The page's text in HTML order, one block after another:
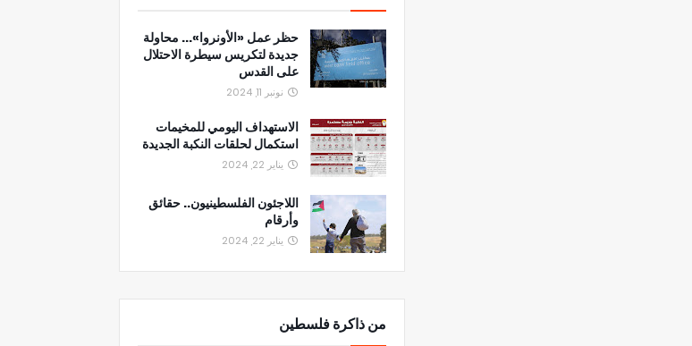
حظر عمل «الأونروا»... محاولة
جديدة لتكريس سيطرة الاحتلال
على القدس
نونبر 11, 2024
الاستهداف اليومي للمخيمات
استكمال لحلقات النكبة الجديدة
يناير 22, 2024
اللاجئون الفلسطينيون.. حقائق
وأرقام
يناير 22, 2024
من ذاكرة فلسطين